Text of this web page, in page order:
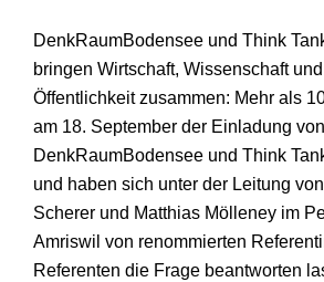
DenkRaumBodensee und Think
bringen Wirtschaft, Wissenschaft
Öffentlichkeit zusammen: Mehr als
am 18. September der Einladung von
DenkRaumBodensee und Think
und haben sich unter der Leitung
Scherer und Matthias Mölleney im
Amriswil von renommierten
Referenten die Frage beantworten